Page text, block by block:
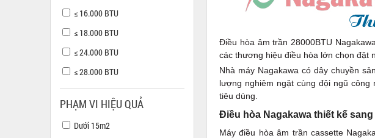
≤ 16.000 BTU
≤ 18.000 BTU
≤ 24.000 BTU
≤ 28.000 BTU
PHẠM VI HIỆU QUẢ
Dưới 15m2
Điều hòa âm trần 28000BTU
các thương hiệu điều hòa lớn chọn đặt
Nhà máy Nagakawa có dây chuyền
lượng nghiêm ngặt cùng đội ngũ
tiêu dùng.
Điều hòa Nagakawa thiết kế
Máy điều hòa âm trần cassette